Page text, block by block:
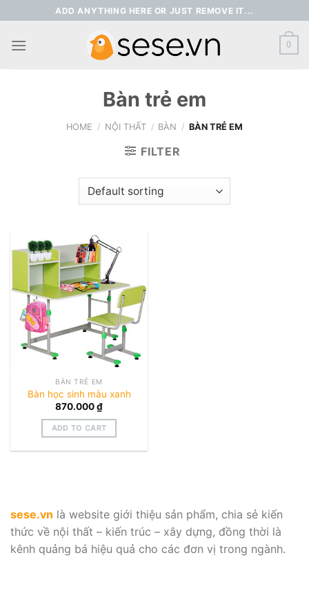
to
content
ADD ANYTHING HERE OR JUST REMOVE IT...
0
Bàn trẻ em
HOME / NỘI THẤT / BÀN / BÀN TRẺ EM
FILTER
BÀN TRẺ EM
Bàn học sinh màu xanh
870.000₫
ADD TO CART
sese.vn là website giới thiệu sản phẩm, chia sẻ kiến
thức về nội thất – kiến trúc – xây dựng, đồng thời là
kênh quảng bá hiệu quả cho các đơn vị trong ngành.